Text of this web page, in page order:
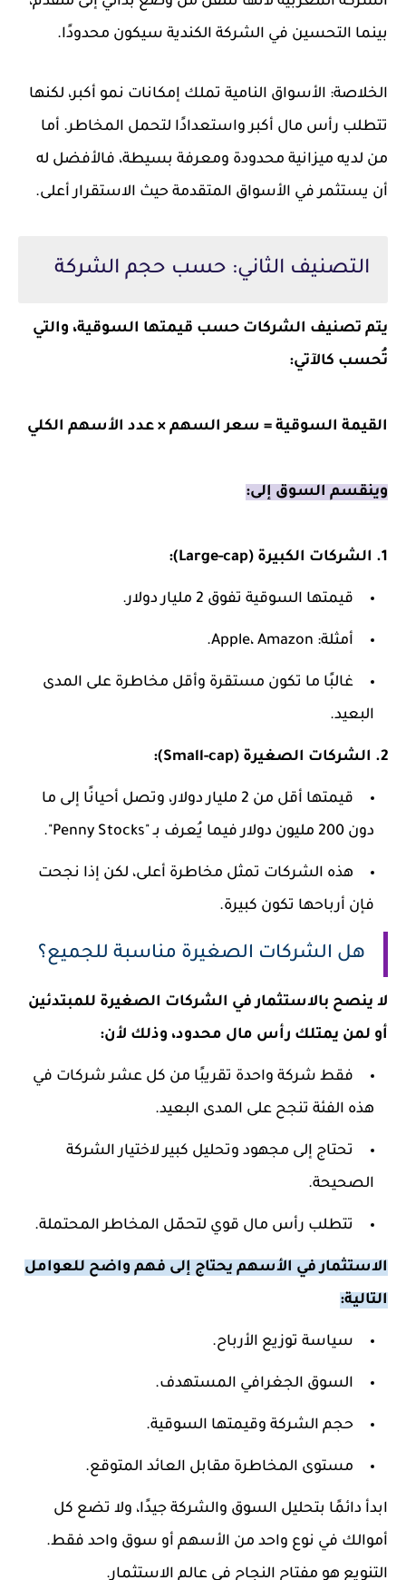
بينما التحسين في الشركة الكندية سيكون محدودًا.
الخلاصة: الأسواق النامية تملك إمكانات نمو أكبر، لكنها
تتطلب رأس مال أكبر واستعدادًا لتحمل المخاطر. أما
من لديه ميزانية محدودة ومعرفة بسيطة، فالأفضل له
أن يستثمر في الأسواق المتقدمة حيث الاستقرار أعلى.
التصنيف الثاني: حسب حجم الشركة
يتم تصنيف الشركات حسب قيمتها السوقية، والتي
تُحسب كالآتي:
القيمة السوقية = سعر السهم × عدد الأسهم الكلي
وينقسم السوق إلى:
1. الشركات الكبيرة (Large-cap):
قيمتها السوقية تفوق 2 مليار دولار.
أمثلة: Apple، Amazon.
غالبًا ما تكون مستقرة وأقل مخاطرة على المدى
البعيد.
2. الشركات الصغيرة (Small-cap):
قيمتها أقل من 2 مليار دولار، وتصل أحيانًا إلى ما
دون 200 مليون دولار فيما يُعرف بـ "Penny Stocks".
هذه الشركات تمثل مخاطرة أعلى، لكن إذا نجحت
فإن أرباحها تكون كبيرة.
هل الشركات الصغيرة مناسبة للجميع؟
لا ينصح بالاستثمار في الشركات الصغيرة للمبتدئين
أو لمن يمتلك رأس مال محدود، وذلك لأن:
فقط شركة واحدة تقريبًا من كل عشر شركات في
هذه الفئة تنجح على المدى البعيد.
تحتاج إلى مجهود وتحليل كبير لاختيار الشركة
الصحيحة.
تتطلب رأس مال قوي لتحمّل المخاطر المحتملة.
الاستثمار في الأسهم يحتاج إلى فهم واضح للعوامل
التالية:
سياسة توزيع الأرباح.
السوق الجغرافي المستهدف.
حجم الشركة وقيمتها السوقية.
مستوى المخاطرة مقابل العائد المتوقع.
ابدأ دائمًا بتحليل السوق والشركة جيدًا، ولا تضع كل
أموالك في نوع واحد من الأسهم أو سوق واحد فقط.
التنويع هو مفتاح النجاح في عالم الاستثمار.